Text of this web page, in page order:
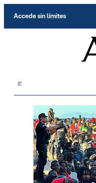
Accede sin límites